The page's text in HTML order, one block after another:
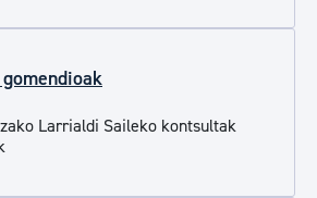
Larrialdi Saileko kontsultak